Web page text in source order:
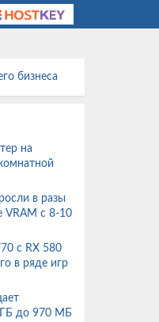
бизнеса
на
в разы
VRAM с 8-10
с RX 580
в ряде игр
ГБ до 970 МБ